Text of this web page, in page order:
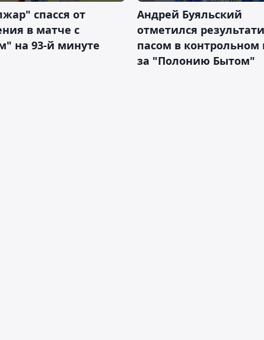
спасся от
в матче с
на 93-й минуте
Андрей Буяльский
отметился
пасом в контрольном
за "Полонию Бытом"